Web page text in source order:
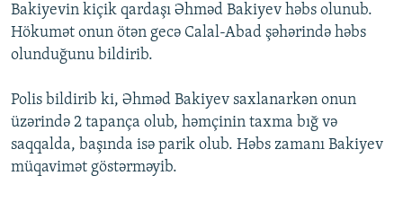
ARAŞDIRMA
MULTIMEDIA
FOTOQALEREYA
İNFOQRAFIKA
KARIKATURA
OXU ZALI
AZƏRBAYCAN ƏDƏBIYYATI KITABXANASI
İSLAM VƏ DEMOKRATIYA
HAQQIMIZDA
MISSIYAMIZ
PEŞƏ ETIKASI VƏ JURNALISTIKA STANDARTLARIMIZ
BIZI IZLƏ
Bakiyevin kiçik qardaşı Əhməd Bakiyev həbs olunub.
Hökumət onun ötən gecə Calal-Abad şəhərində həbs
olunduğunu bildirib.
Polis bildirib ki, Əhməd Bakiyev saxlanarkən onun
üzərində 2 tapança olub, həmçinin taxma bığ və
saqqalda, başında isə parik olub. Həbs zamanı Bakiyev
müqavimət göstərməyib.